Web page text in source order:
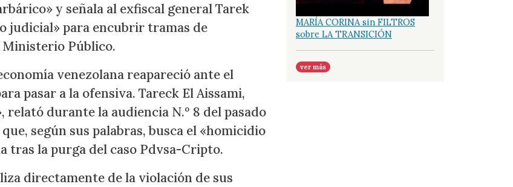
y señala al exfiscal general Tarek
judicial» para encubrir tramas de
Ministerio Público.
venezolana reapareció ante el
pasar a la ofensiva. Tareck El Aissami,
relató durante la audiencia N.º 8 del pasado
según sus palabras, busca el «homicidio
tras la purga del caso Pdvsa-Cripto.
directamente de la violación de sus
MARÍA CORINA sin FILTROS
sobre LA TRANSICIÓN
ver más